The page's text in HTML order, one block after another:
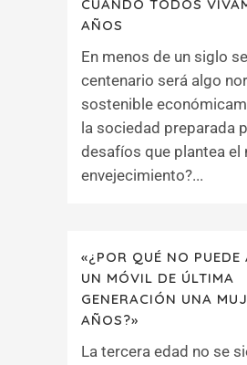
CUANDO TODOS
AÑOS
En menos de un siglo
centenario será algo
sostenible
la sociedad preparada
desafíos que plantea el
envejecimiento?...
«¿POR QUÉ NO PUEDE
UN MÓVIL DE ÚLTIMA
GENERACIÓN UNA
AÑOS?»
La tercera edad no se